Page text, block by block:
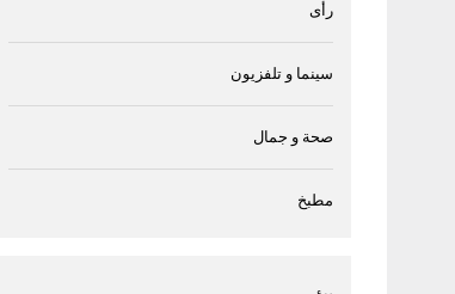
رأى
سينما و تلفزيون
صحة و جمال
مطبخ